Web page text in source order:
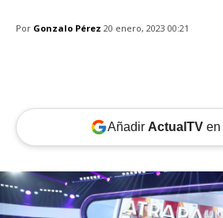
Por Gonzalo Pérez 20 enero, 2023 00:21
Añadir ActualTVen